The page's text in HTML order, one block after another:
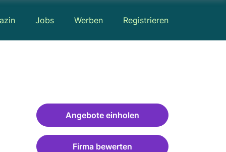
Jobs Werben Registrieren
Angebote einholen
Firma bewerten